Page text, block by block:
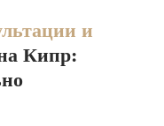
и
Кипр: